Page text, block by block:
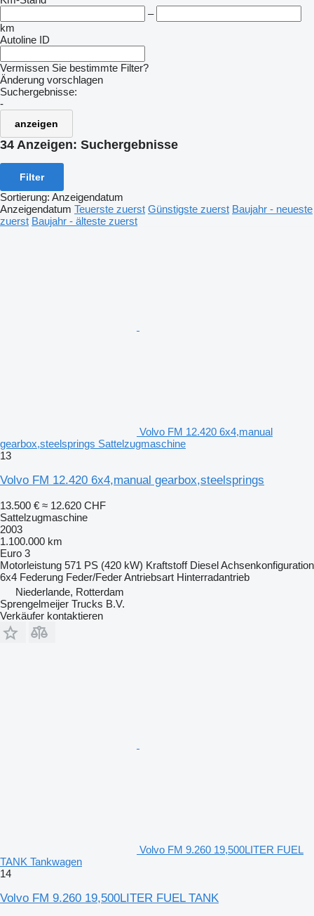
–
km
Autoline ID
Vermissen Sie bestimmte Filter?
Änderung vorschlagen
Suchergebnisse:
-
anzeigen
34 Anzeigen: Suchergebnisse
Filter
Sortierung: Anzeigendatum
Anzeigendatum Teuerste zuerst Günstigste zuerst Baujahr - neueste
zuerst Baujahr - älteste zuerst
Volvo FM 12.420 6x4,manual
gearbox,steelsprings Sattelzugmaschine
13
Volvo FM 12.420 6x4,manual gearbox,steelsprings
13.500 € ≈ 12.620 CHF
Sattelzugmaschine
2003
1.100.000 km
Euro 3
Motorleistung 571 PS (420 kW) Kraftstoff DieselAchsenkonfiguration
6x4 Federung Feder/FederAntriebsart Hinterradantrieb
Niederlande, Rotterdam
Sprengelmeijer Trucks B.V.
Verkäufer kontaktieren
Volvo FM 9.260 19,500LITER FUEL
TANK Tankwagen
14
Volvo FM 9.260 19,500LITER FUEL TANK